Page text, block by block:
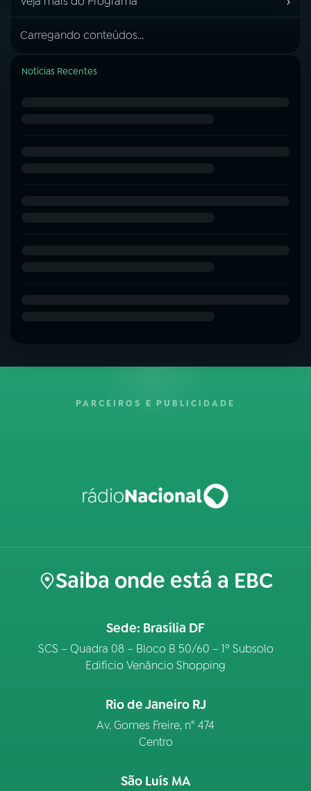
Carregando conteúdos...
Notícias Recentes
PARCEIROS E PUBLICIDADE
Saiba onde está a EBC
Sede: Brasília DF
SCS – Quadra 08 – Bloco B 50/60 – 1º Subsolo
Edifício Venâncio Shopping
Rio de Janeiro RJ
Av. Gomes Freire, n° 474
Centro
São Luís MA